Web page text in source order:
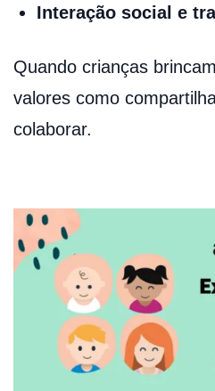
Interação social e
Quando crianças
valores como
colaborar.